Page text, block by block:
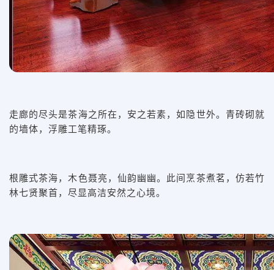
走廊的尽头是茶海之所在，安之若素，如隐世外。青砖砌就
的墙体，浮雕工笔精琢。
根雕式茶海，木色聂亮，仙韵幽幽。此间烹茶煮茗，仿若竹
林七贤聚首，尽显高洁安然之心境。